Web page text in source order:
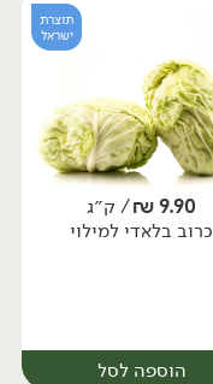
יח׳
תוצרת
ישראל
9.90
₪/ ק״ג
כרוב בלאדי למילוי
הוספה לסל